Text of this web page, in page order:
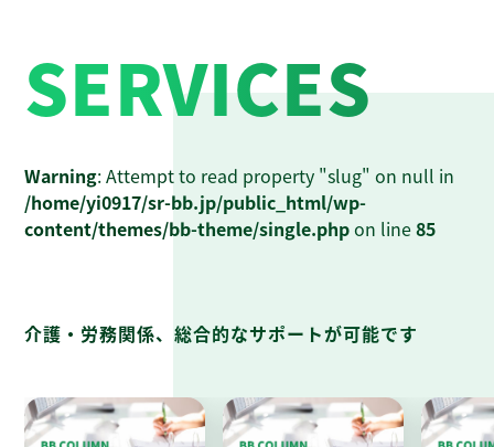
SERVICES
Warning: Attempt to read property "slug" on null in
/home/yi0917/sr-bb.jp/public_html/wp-
content/themes/bb-theme/single.phpon line85
介護・労務関係、総合的なサポートが可能です